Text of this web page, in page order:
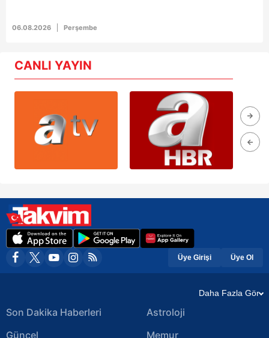
06.08.2026 Perşembe
CANLI YAYIN
Üye Girişi Üye Ol
Daha Fazla Gör
Son Dakika Haberleri
Güncel
Astroloji
Memur